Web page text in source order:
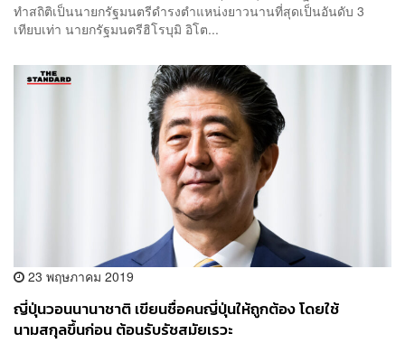
ทำสถิติเป็นนายกรัฐมนตรีดำรงตำแหน่งยาวนานที่สุดเป็นอันดับ 3
เทียบเท่า นายกรัฐมนตรีฮิโรบุมิ อิโต...
23 พฤษภาคม 2019
ญี่ปุ่นวอนนานาชาติ เขียนชื่อคนญี่ปุ่นให้ถูกต้อง โดยใช้
นามสกุลขึ้นก่อน ต้อนรับรัชสมัยเรวะ